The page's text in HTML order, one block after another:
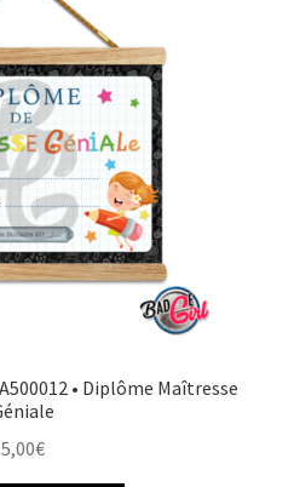
• Diplôme Maîtresse
5,00€